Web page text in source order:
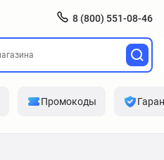
8 (800) 551-08-46
Промокоды